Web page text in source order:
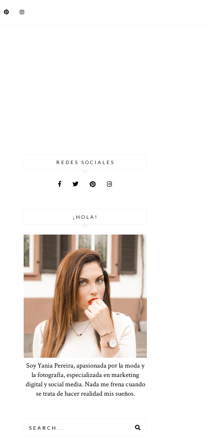
REDES SOCIALES
¡HOLA!
Soy Yania Pereira, apasionada por la moda y
la fotografía, especializada en marketing
digital y social media. Nada me frena cuando
se trata de hacer realidad mis sueños.